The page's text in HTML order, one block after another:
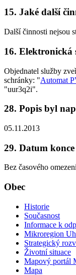
15. Jaké další
Další činnosti nejsou
16. Elektronická
Objednatel služby
schránky: "Automat
"uur3q2i".
28. Popis byl
05.11.2013
29. Datum
Bez časového
Obec
Historie
Současnost
Informace k
Mikroregion
Strategický
Životní situace
Mapový portál
Mapa